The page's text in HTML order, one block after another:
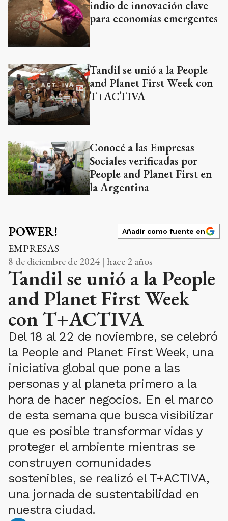
indio de innovación clave
para economías emergentes
Tandil se unió a la People
and Planet First Week con
T+ACTIVA
Conocé a las Empresas
Sociales verificadas por
People and Planet First en
la Argentina
POWER! Añadir como fuente en
EMPRESAS
8 de diciembre de 2024 | hace 2 años
Tandil se unió a la People
and Planet First Week
con T+ACTIVA
Del 18 al 22 de noviembre, se celebró
la People and Planet First Week, una
iniciativa global que pone a las
personas y al planeta primero a la
hora de hacer negocios. En el marco
de esta semana que busca visibilizar
que es posible transformar vidas y
proteger el ambiente mientras se
construyen comunidades
sostenibles, se realizó el T+ACTIVA,
una jornada de sustentabilidad en
nuestra ciudad.